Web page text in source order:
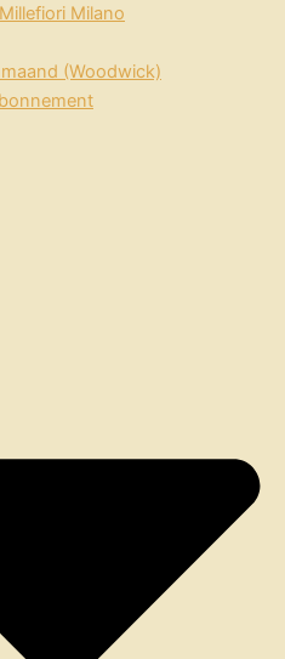
Milano
(Woodwick)